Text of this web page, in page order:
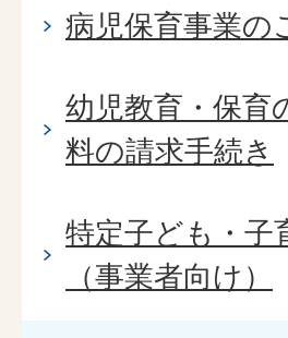
病児保育事業の
幼児教育・保育
料の請求手続き
特定子ども・子
（事業者向け）